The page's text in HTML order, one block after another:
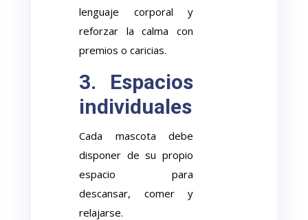
lenguaje corporal y
reforzar la calma con
premios o caricias.
3. Espacios
individuales
Cada mascota debe
disponer de su propio
espacio para
descansar, comer y
relajarse.